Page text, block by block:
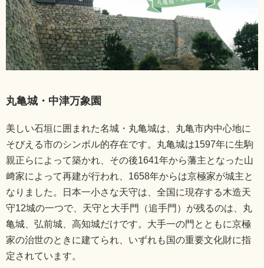
丸亀城・中津万象園
美しい石垣に囲まれた名城・丸亀城は、丸亀市内中心地に
そびえる市のシンボル的存在です。丸亀城は1597年に生駒
親正らによって築かれ、その後1641年から藩主となった山
﨑家によって再建が行われ、1658年からは京極家が城主と
なりました。日本一小さな天守は、全国に現存する木造天
守12城の一つで、天守と大手門（追手門）が残るのは、丸
亀城、弘前城、高知城だけです。大手一の門とともに京極
家の治世のときに建てられ、いずれも国の重要文化財に指
定されています。